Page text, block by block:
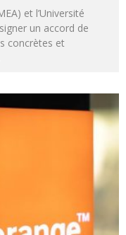
et l’Université
un accord de
concrètes et